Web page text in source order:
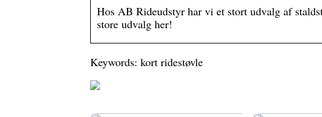
Hos AB Rideudstyr har vi et stort udvalg af
store udvalg her!
Keywords: kort ridestøvle